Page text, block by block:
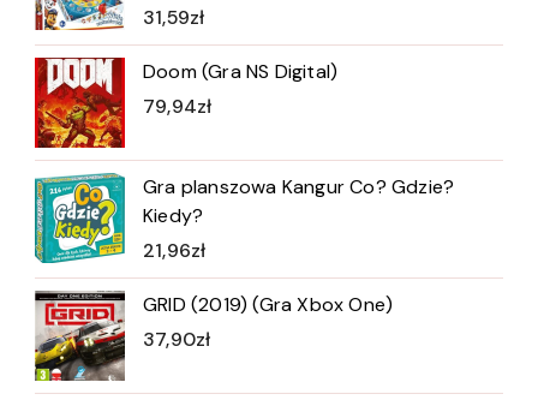
31,59zł
Doom (Gra NS Digital)
79,94zł
Gra planszowa Kangur Co? Gdzie?
Kiedy?
21,96zł
GRID (2019) (Gra Xbox One)
37,90zł